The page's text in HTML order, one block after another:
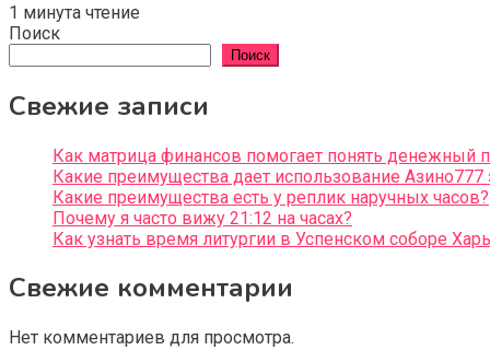
1 минута чтение
Поиск
Поиск
Свежие записи
Как матрица финансов помогает понять денежный
Какие преимущества дает использование Азино777
Какие преимущества есть у реплик наручных часов?
Почему я часто вижу 21:12 на часах?
Как узнать время литургии в Успенском соборе
Свежие комментарии
Нет комментариев для просмотра.